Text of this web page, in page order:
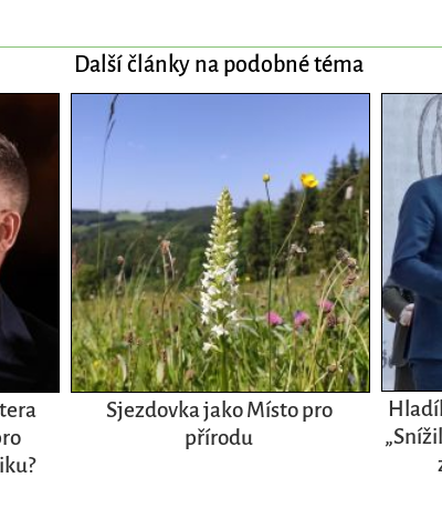
Další články na podobné téma
Sjezdovka jako Místo pro
přírodu